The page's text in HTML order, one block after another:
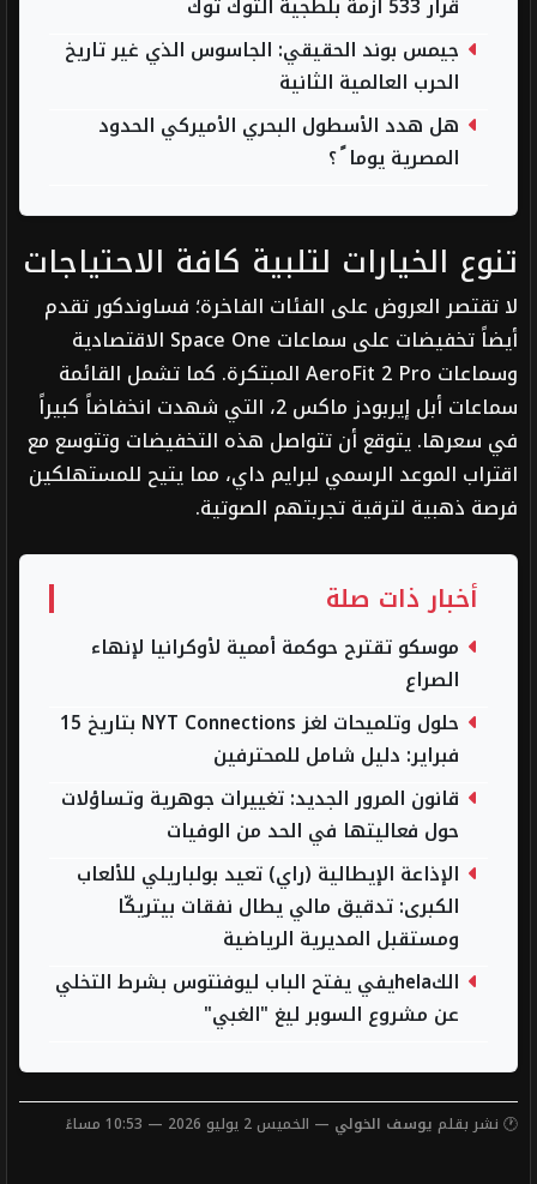
قرار 533 أزمة بلطجية التوك توك
جيمس بوند الحقيقي: الجاسوس الذي غير تاريخ
الحرب العالمية الثانية
هل هدد الأسطول البحري الأميركي الحدود
المصرية يوما ً ؟
تنوع الخيارات لتلبية كافة الاحتياجات
لا تقتصر العروض على الفئات الفاخرة؛ فساوندكور تقدم
أيضاً تخفيضات على سماعات Space One الاقتصادية
وسماعات AeroFit 2 Pro المبتكرة. كما تشمل القائمة
سماعات أبل إيربودز ماكس 2، التي شهدت انخفاضاً كبيراً
في سعرها. يتوقع أن تتواصل هذه التخفيضات وتتوسع مع
اقتراب الموعد الرسمي لبرايم داي، مما يتيح للمستهلكين
فرصة ذهبية لترقية تجربتهم الصوتية.
أخبار ذات صلة
موسكو تقترح حوكمة أممية لأوكرانيا لإنهاء
الصراع
حلول وتلميحات لغز NYT Connections بتاريخ 15
فبراير: دليل شامل للمحترفين
قانون المرور الجديد: تغييرات جوهرية وتساؤلات
حول فعاليتها في الحد من الوفيات
الإذاعة الإيطالية (راي) تعيد بولباريلي للألعاب
الكبرى: تدقيق مالي يطال نفقات بيتريكّا
ومستقبل المديرية الرياضية
الكhelaيفي يفتح الباب ليوفنتوس بشرط التخلي
عن مشروع السوبر ليغ "الغبي"
🕐 نشر بقلم يوسف الخولي — الخميس 2 يوليو 2026 — 10:53 مساءً